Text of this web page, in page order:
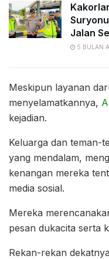
Jalan
5 BULAN
Meskipun layanan
menyelamatkannya,
kejadian.
Keluarga dan teman-
yang mendalam,
kenangan mereka
media sosial.
Mereka
pesan dukacita serta
Rekan-rekan